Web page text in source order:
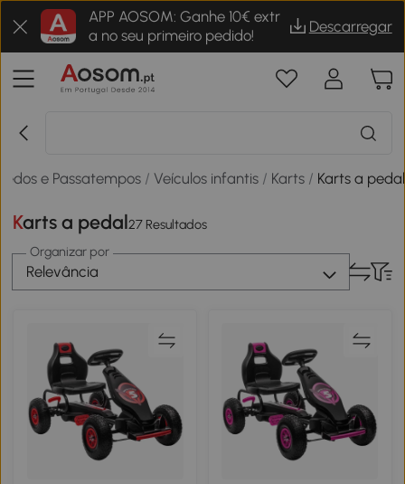
APP AOSOM: Ganhe 10€ extr
a no seu primeiro pedido!
Descarregar
e Passatempos /Veículos infantis / Karts / Karts a pedal
Karts a pedal27 Resultados
Organizar por
Relevância